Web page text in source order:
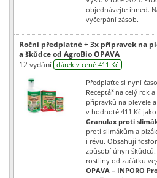
objednávejte ihned.
vyčerpání zásob.
Roční předplatné + 3x přípravek na
a škůdce od AgroBio OPAVA
12 vydání dárek v ceně 411 Kč
Předplaťte si nyní
Receptář na celý rok
přípravků na plevele
v hodnotě 411 Kč
Granulax proti
proti slimákům a
i révu. Obsahují
způsobí úhyn
rostliny od začátku
OPAVA – INPORO